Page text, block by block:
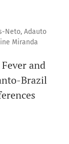
Neto, Adauto
Miranda
and
Brazil